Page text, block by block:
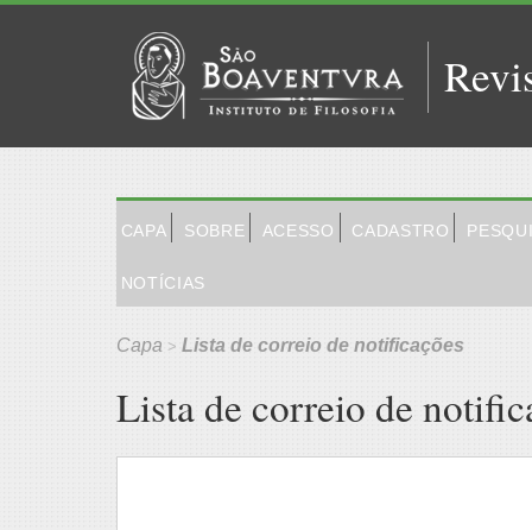
CAPA SOBRE ACESSO CADASTRO
NOTÍCIAS
Capa > Lista de correio de notificações
Lista de correio de